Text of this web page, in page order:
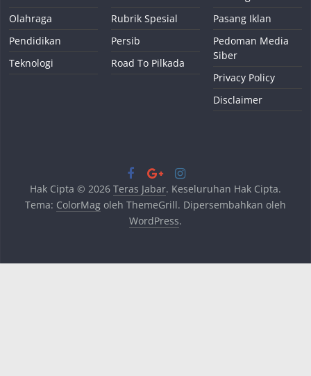
Olahraga
Pendidikan
Teknologi
Rubrik Spesial
Persib
Road To Pilkada
Pasang Iklan
Pedoman Media
Siber
Privacy Policy
Disclaimer
Hak Cipta © 2026 Teras Jabar. Keseluruhan Hak Cipta.
Tema: ColorMagoleh ThemeGrill. Dipersembahkan oleh
WordPress.